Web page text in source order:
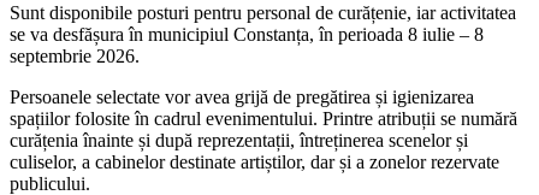
Sunt disponibile posturi pentru personal de curățenie, iar activitatea
se va desfășura în municipiul Constanța, în perioada 8 iulie – 8
septembrie 2026.
Persoanele selectate vor avea grijă de pregătirea și igienizarea
spațiilor folosite în cadrul evenimentului. Printre atribuții se numără
curățenia înainte și după reprezentații, întreținerea scenelor și
culiselor, a cabinelor destinate artiștilor, dar și a zonelor rezervate
publicului.